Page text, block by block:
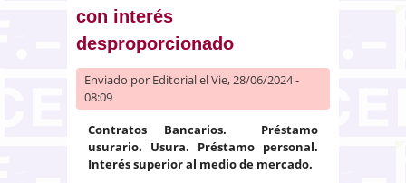
con interés
desproporcionado
Enviado por Editorialel Vie, 28/06/2024 -
08:09
Contratos Bancarios. Préstamo
usurario. Usura. Préstamo personal.
Interés superior al medio de mercado.